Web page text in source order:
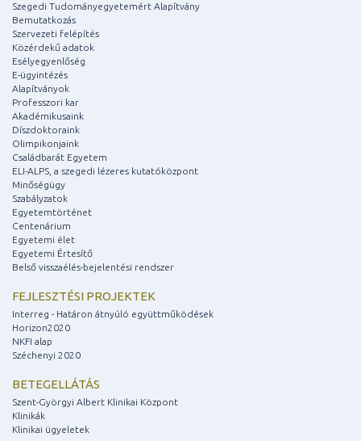
Szegedi Tudományegyetemért Alapítvány
Bemutatkozás
Szervezeti felépítés
Közérdekű adatok
Esélyegyenlőség
E-ügyintézés
Alapítványok
Professzori kar
Akadémikusaink
Díszdoktoraink
Olimpikonjaink
Családbarát Egyetem
ELI-ALPS, a szegedi lézeres kutatóközpont
Minőségügy
Szabályzatok
Egyetemtörténet
Centenárium
Egyetemi élet
Egyetemi Értesítő
Belső visszaélés-bejelentési rendszer
FEJLESZTÉSI PROJEKTEK
Interreg - Határon átnyúló együttműködések
Horizon2020
NKFI alap
Széchenyi 2020
BETEGELLÁTÁS
Szent-Györgyi Albert Klinikai Központ
Klinikák
Klinikai ügyeletek